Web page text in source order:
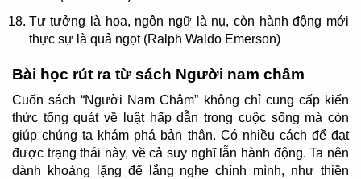
Tư tưởng là hoa, ngôn ngữ là nụ, còn hành động mới
thực sự là quả ngọt (Ralph Waldo Emerson)
Bài học rút ra từ sách Người nam châm
Cuốn sách “Người Nam Châm” không chỉ cung cấp kiến
thức tổng quát về luật hấp dẫn trong cuộc sống mà còn
giúp chúng ta khám phá bản thân. Có nhiều cách để đạt
được trạng thái này, về cả suy nghĩ lẫn hành động. Ta nên
dành khoảng lặng để lắng nghe chính mình, như thiền